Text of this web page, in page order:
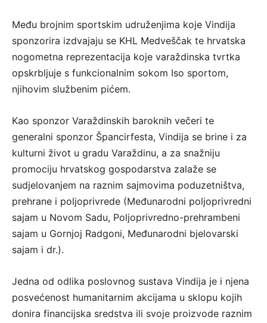
Među brojnim sportskim udruženjima koje Vindija
sponzorira izdvajaju se KHL Medveščak te hrvatska
nogometna reprezentacija koje varaždinska tvrtka
opskrbljuje s funkcionalnim sokom Iso sportom,
njihovim službenim pićem.
Kao sponzor Varaždinskih baroknih večeri te
generalni sponzor Špancirfesta, Vindija se brine i za
kulturni život u gradu Varaždinu, a za snažniju
promociju hrvatskog gospodarstva zalaže se
sudjelovanjem na raznim sajmovima poduzetništva,
prehrane i poljoprivrede (Međunarodni poljoprivredni
sajam u Novom Sadu, Poljoprivredno-prehrambeni
sajam u Gornjoj Radgoni, Međunarodni bjelovarski
sajam i dr.).
Jedna od odlika poslovnog sustava Vindija je i njena
posvećenost humanitarnim akcijama u sklopu kojih
donira financijska sredstva ili svoje proizvode raznim